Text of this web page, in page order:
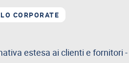
CORPORATE
estesa ai clienti e fornitori -